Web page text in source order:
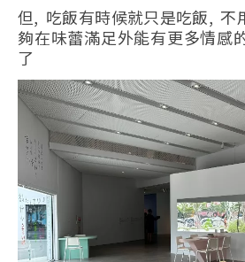
但, 吃飯有時候就只是吃飯, 不
夠在味蕾滿足外能有更多情感
了